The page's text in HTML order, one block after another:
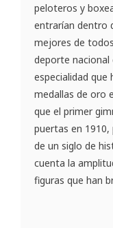
peloteros y
entrarían dentro
mejores de
deporte nacional
especialidad
medallas de oro
que el primer
puertas en
de un siglo de
cuenta la
figuras que han